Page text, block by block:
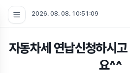
2026. 08. 08. 10:51:10
자동차세 연납신청하시
요^^